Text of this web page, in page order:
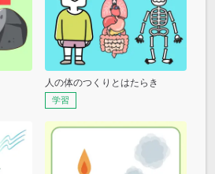
人の体のつくりとはたらき
学習